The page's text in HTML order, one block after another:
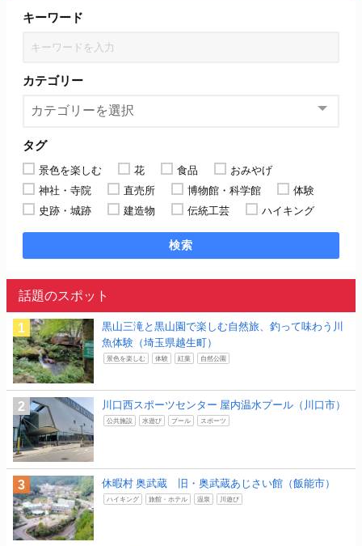
キーワード
カテゴリー
タグ
景色を楽しむ 花 食品
おみやげ
神社・寺院
直売所 博物館・科学館
体験
史跡・城跡
建造物 伝統工芸 ハイキング
検索
話題のスポット
黒山三滝と黒山園で楽しむ自然旅、釣って味わう川
魚体験（埼玉県越生町）
景色を楽しむ 体験 紅葉 自然公園
川口西スポーツセンター 屋内温水プール（川口市）
公共施設 水遊び プール スポーツ
休暇村 奥武蔵 旧・奥武蔵あじさい館（飯能市）
ハイキング 旅館・ホテル 温泉 川遊び